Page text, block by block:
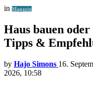
in Magazin
Haus bauen
Tipps &
by Hajo Simons 16.
2026, 10:58